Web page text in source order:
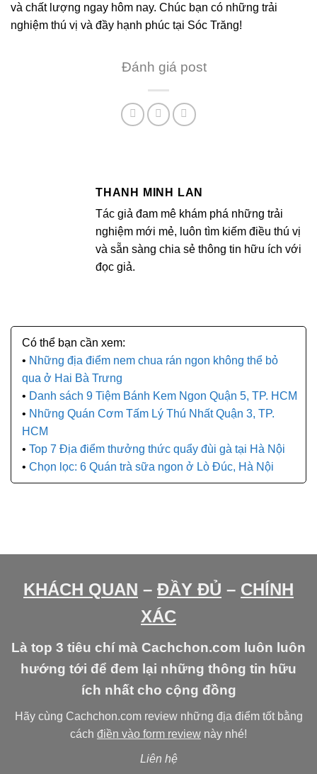
và chất lượng ngay hôm nay. Chúc bạn có những trải
nghiệm thú vị và đầy hạnh phúc tại Sóc Trăng!
Đánh giá post
THANH MINH LAN
Tác giả đam mê khám phá những trải
nghiệm mới mẻ, luôn tìm kiếm điều thú vị
và sẵn sàng chia sẻ thông tin hữu ích với
đọc giả.
Những địa điểm nem chua rán ngon không thể bỏ
qua ở Hai Bà Trưng
Danh sách 9 Tiệm Bánh Kem Ngon Quận 5, TP. HCM
Những Quán Cơm Tấm Lý Thú Nhất Quận 3, TP.
HCM
Top 7 Địa điểm thưởng thức quẩy đùi gà tại Hà Nội
Chọn lọc: 6 Quán trà sữa ngon ở Lò Đúc, Hà Nội
KHÁCH QUAN – ĐẦY ĐỦ – CHÍNH
XÁC
Là top 3 tiêu chí mà Cachchon.com luôn luôn
hướng tới để đem lại những thông tin hữu
ích nhất cho cộng đồng
Hãy cùng Cachchon.com review những địa điểm tốt bằng
cách điền vào form review này nhé!
Liên hệ